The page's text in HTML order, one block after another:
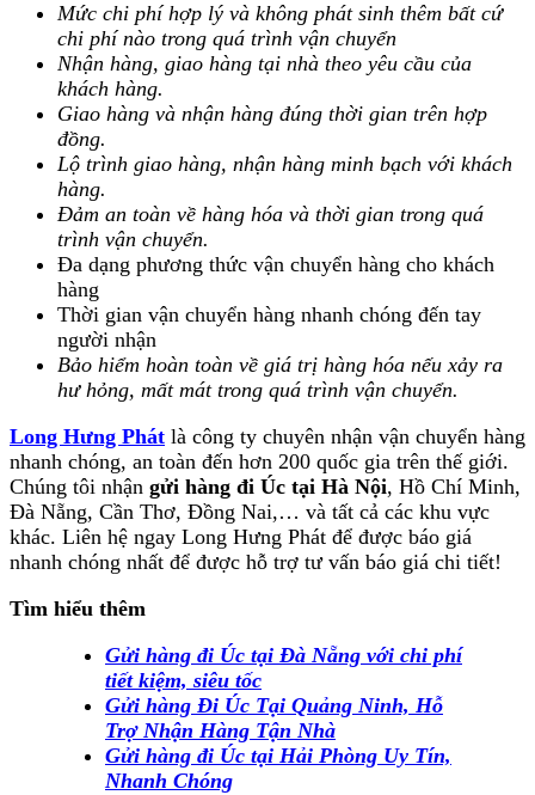
Mức chi phí hợp lý và không phát sinh thêm bất cứ
chi phí nào trong quá trình vận chuyển
Nhận hàng, giao hàng tại nhà theo yêu cầu của
khách hàng.
Giao hàng và nhận hàng đúng thời gian trên hợp
đồng.
Lộ trình giao hàng, nhận hàng minh bạch với khách
hàng.
Đảm an toàn về hàng hóa và thời gian trong quá
trình vận chuyển.
Đa dạng phương thức vận chuyển hàng cho khách
hàng
Thời gian vận chuyển hàng nhanh chóng đến tay
người nhận
Bảo hiểm hoàn toàn về giá trị hàng hóa nếu xảy ra
hư hỏng, mất mát trong quá trình vận chuyển.
Long Hưng Phát là công ty chuyên nhận vận chuyển hàng
nhanh chóng, an toàn đến hơn 200 quốc gia trên thế giới.
Chúng tôi nhận gửi hàng đi Úc tại Hà Nội, Hồ Chí Minh,
Đà Nẵng, Cần Thơ, Đồng Nai,… và tất cả các khu vực
khác. Liên hệ ngay Long Hưng Phát để được báo giá
nhanh chóng nhất để được hỗ trợ tư vấn báo giá chi tiết!
Tìm hiểu thêm
Gửi hàng đi Úc tại Đà Nẵng với chi phí
tiết kiệm, siêu tốc
Gửi hàng Đi Úc Tại Quảng Ninh, Hỗ
Trợ Nhận Hàng Tận Nhà
Gửi hàng đi Úc tại Hải Phòng Uy Tín,
Nhanh Chóng